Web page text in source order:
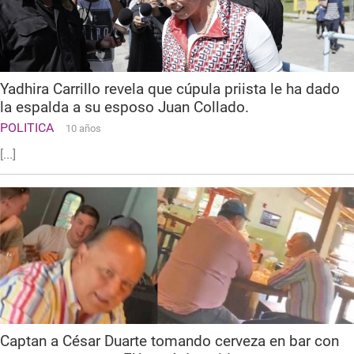
Yadhira Carrillo revela que cúpula priista le ha dado
la espalda a su esposo Juan Collado.
POLITICA 10 años
[...]
Captan a César Duarte tomando cerveza en bar con